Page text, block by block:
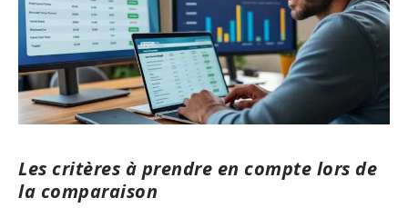
Les critères à prendre en compte lors de
la comparaison